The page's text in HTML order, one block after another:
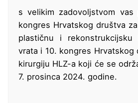
s velikim zadovoljstvom vas
kongres Hrvatskog društva
plastičnu i
vrata i 10. kongres Hrvatskog
kirurgiju HLZ-a koji će se
7. prosinca 2024. godine.